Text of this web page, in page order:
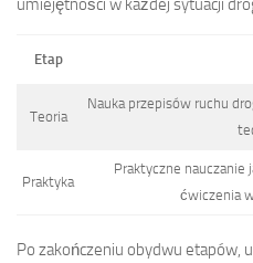
umiejętności w każdej sytuacji
Etap
Teoria
Nauka przepisów ruchu
Praktyka
Praktyczne nauczanie
ćwiczenia
Po zakończeniu obydwu etapów,